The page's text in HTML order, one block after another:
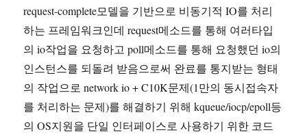
request-complete모델을 기반으로 비동기적 IO를 처리
하는 프레임워크인데 request메소드를 통해 여러타입
의 io작업을 요청하고 poll메소드를 통해 요청했던 io의
인스턴스를 되돌려 받음으로써 완료를 통지받는 형태
의 작업으로 network io + C10K문제(1만의 동시접속자
를 처리하는 문제)를 해결하기 위해 kqueue/iocp/epoll등
의 OS지원을 단일 인터페이스로 사용하기 위한 코드